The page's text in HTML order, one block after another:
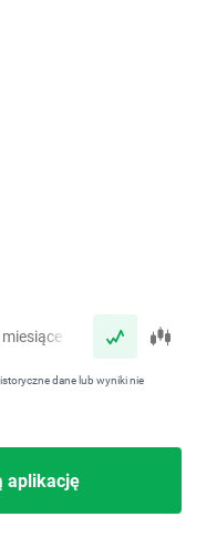
rok
dane lub wyniki nie
aplikację